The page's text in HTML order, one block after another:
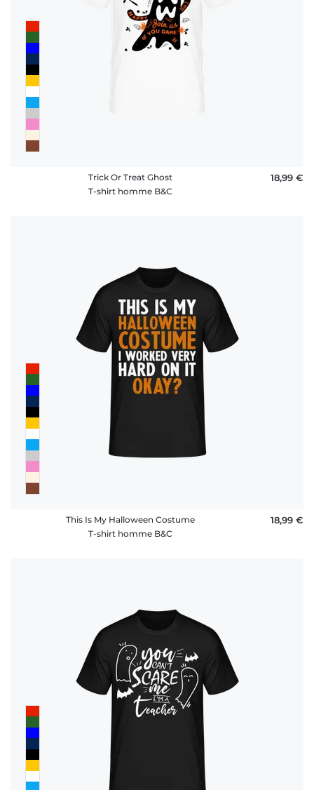
Trick Or Treat Ghost
T-shirt homme B&C
18,99 €
This Is My Halloween Costume
T-shirt homme B&C
18,99 €